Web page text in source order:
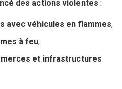
des actions violentes :
avec véhicules en flammes,
à feu,
et infrastructures